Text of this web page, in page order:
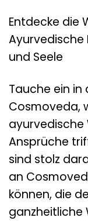
Entdecke die
Ayurvedische
und Seele
Tauche ein in
Cosmoveda,
ayurvedische
Ansprüche
sind stolz
an
können, die
ganzheitliche